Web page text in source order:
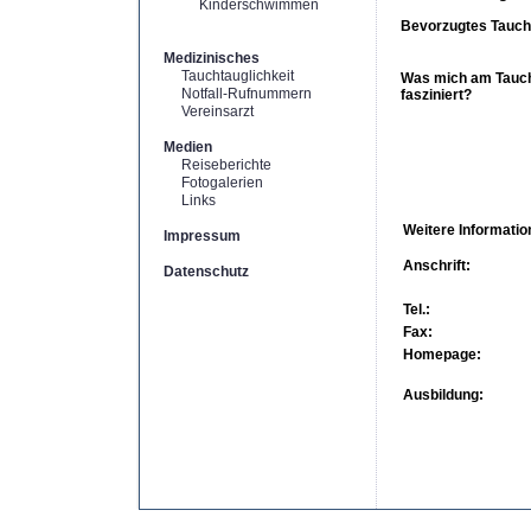
Kinderschwimmen
Medizinisches
Tauchtauglichkeit
Notfall-Rufnummern
Vereinsarzt
Medien
Reiseberichte
Fotogalerien
Links
Impressum
Datenschutz
Bevorzugtes
Was mich am
fasziniert?
Weitere
Anschrift:
Tel.:
Fax:
Homepage:
Ausbildung: